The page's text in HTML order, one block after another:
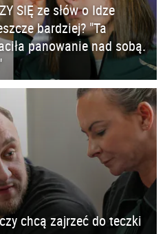
SIĘ ze słów o Idze
bardziej? "Ta
panowanie nad sobą.
chcą zajrzeć do teczki